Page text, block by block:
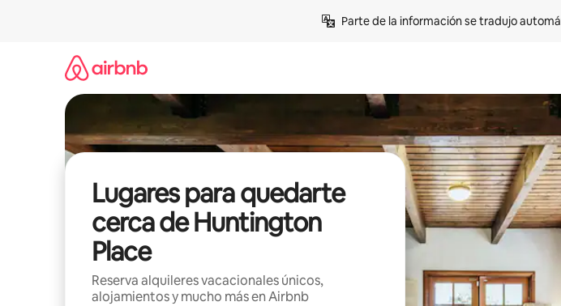
Parte de la información se tradujo
Lugares para quedarte
cerca de Huntington
Place
Reserva alquileres vacacionales únicos,
alojamientos y mucho más en Airbnb